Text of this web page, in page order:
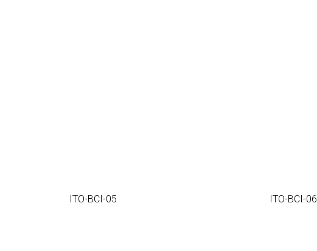
ITO-BCI-05 ITO-BCI-06